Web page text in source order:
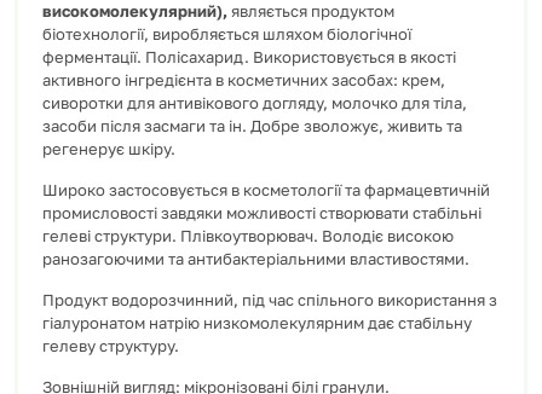
високомолекулярний), являється продуктом
біотехнології, виробляється шляхом біологічної
ферментації. Полісахарид. Використовується в якості
активного інгредієнта в косметичних засобах: крем,
сиворотки для антивікового догляду, молочко для тіла,
засоби після засмаги та ін. Добре зволожує, живить та
регенерує шкіру.
Широко застосовується в косметології та фармацевтичній
промисловості завдяки можливості створювати стабільні
гелеві структури. Плівкоутворювач. Володіє високою
ранозагоючими та антибактеріальними властивостями.
Продукт водорозчинний, під час спільного використання з
гіалуронатом натрію низкомолекулярним дає стабільну
гелеву структуру.
Зовнішній вигляд: мікронізовані білі гранули.